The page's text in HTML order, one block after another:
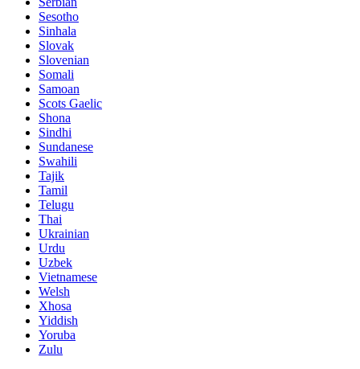
Sesotho
Sinhala
Slovak
Slovenian
Somali
Samoan
Scots Gaelic
Shona
Sindhi
Sundanese
Swahili
Tajik
Tamil
Telugu
Thai
Ukrainian
Urdu
Uzbek
Vietnamese
Welsh
Xhosa
Yiddish
Yoruba
Zulu